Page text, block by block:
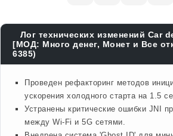
Лог технических изменений Car
[МОД: Много денег, Монет и Все
6385)
Проведен рефакторинг методов
ускорения холодного старта на 1.5
Устранены критические ошибки JNI
между Wi-Fi и 5G сетями.